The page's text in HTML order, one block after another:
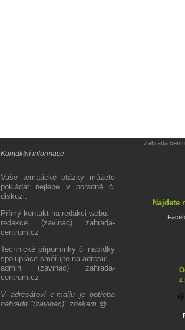
Kontaktní informace
Vaše tematické otázky můžete
pokládat nejlépe v poradně či
diskuzi.
Přímý kontakt na redakci webu:
redakce (zavinac) zahrada-
centrum.cz
Technické připomínky či nabídky
spolupráce směřujte na adresu:
admin (zavinac) zahrada-
centrum.cz
V adresátovi e-mailu je potřeba
nahradit "(zavinac)" znakem @
Zahrada
Najdete
z